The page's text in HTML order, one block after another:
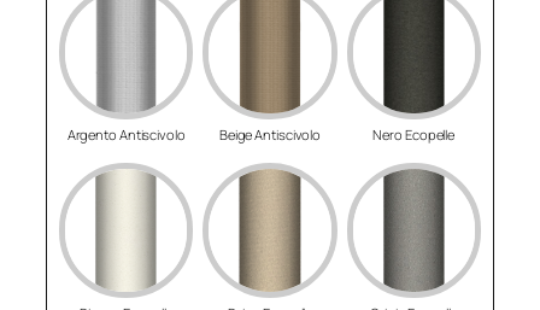
Argento Antiscivolo Beige Antiscivolo Nero Ecopelle